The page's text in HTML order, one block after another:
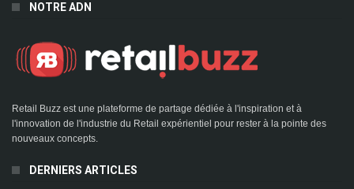
NOTRE ADN
Retail Buzz est une plateforme de partage dédiée à l'inspiration et à
l'innovation de l'industrie du Retail expérientiel pour rester à la pointe des
nouveaux concepts.
DERNIERS ARTICLES